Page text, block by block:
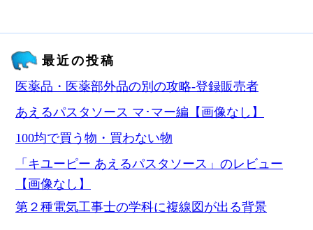
最近の投稿
医薬品・医薬部外品の別の攻略‐登録販売者
あえるパスタソース マ･マー編【画像なし】
100均で買う物・買わない物
「キユーピー あえるパスタソース」のレビュー
【画像なし】
第２種電気工事士の学科に複線図が出る背景